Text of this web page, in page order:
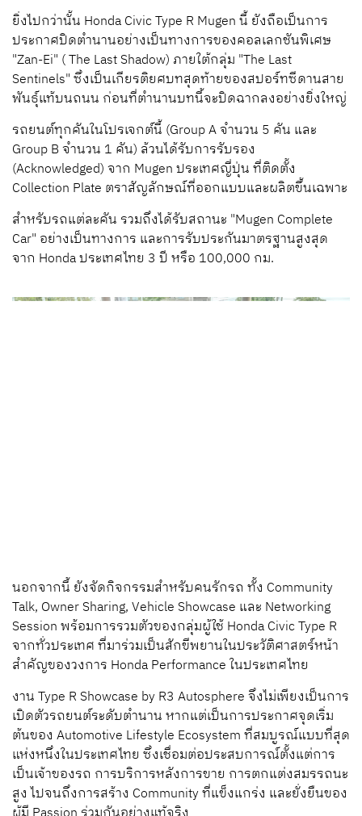
ยิ่งไปกว่านั้น Honda Civic Type R Mugen นี้ ยังถือเป็นการ
ประกาศปิดตำนานอย่างเป็นทางการของคอลเลกชันพิเศษ
"Zan-Ei" ( The Last Shadow) ภายใต้กลุ่ม "The Last
Sentinels" ซึ่งเป็นเกียรติยศบทสุดท้ายของสปอร์ทซีดานสาย
พันธุ์แท้บนถนน ก่อนที่ตำนานบทนี้จะปิดฉากลงอย่างยิ่งใหญ่
รถยนต์ทุกคันในโปรเจกต์นี้ (Group A จำนวน 5 คัน และ
Group B จำนวน 1 คัน) ล้วนได้รับการรับรอง
(Acknowledged) จาก Mugen ประเทศญี่ปุ่น ที่ติดตั้ง
Collection Plate ตราสัญลักษณ์ที่ออกแบบและผลิตขึ้นเฉพาะ
สำหรับรถแต่ละคัน รวมถึงได้รับสถานะ "Mugen Complete
Car" อย่างเป็นทางการ และการรับประกันมาตรฐานสูงสุด
จาก Honda ประเทศไทย 3 ปี หรือ 100,000 กม.
นอกจากนี้ ยังจัดกิจกรรมสำหรับคนรักรถ ทั้ง Community
Talk, Owner Sharing, Vehicle Showcase และ Networking
Session พร้อมการรวมตัวของกลุ่มผู้ใช้ Honda Civic Type R
จากทั่วประเทศ ที่มาร่วมเป็นสักขีพยานในประวัติศาสตร์หน้า
สำคัญของวงการ Honda Performance ในประเทศไทย
งาน Type R Showcase by R3 Autosphere จึงไม่เพียงเป็นการ
เปิดตัวรถยนต์ระดับตำนาน หากแต่เป็นการประกาศจุดเริ่ม
ต้นของ Automotive Lifestyle Ecosystem ที่สมบูรณ์แบบที่สุด
แห่งหนึ่งในประเทศไทย ซึ่งเชื่อมต่อประสบการณ์ตั้งแต่การ
เป็นเจ้าของรถ การบริการหลังการขาย การตกแต่งสมรรถนะ
สูง ไปจนถึงการสร้าง Community ที่แข็งแกร่ง และยั่งยืนของ